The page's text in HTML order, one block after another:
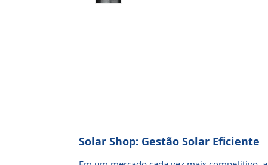
Solar Shop: Gestão Solar Eficiente